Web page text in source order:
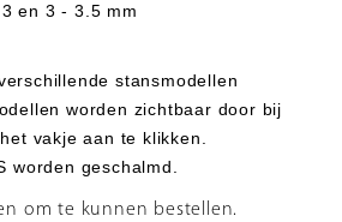
en 3 - 3.5 mm
stansmodellen
worden zichtbaar door bij
vakje aan te klikken.
worden geschalmd.
om te kunnen bestellen.